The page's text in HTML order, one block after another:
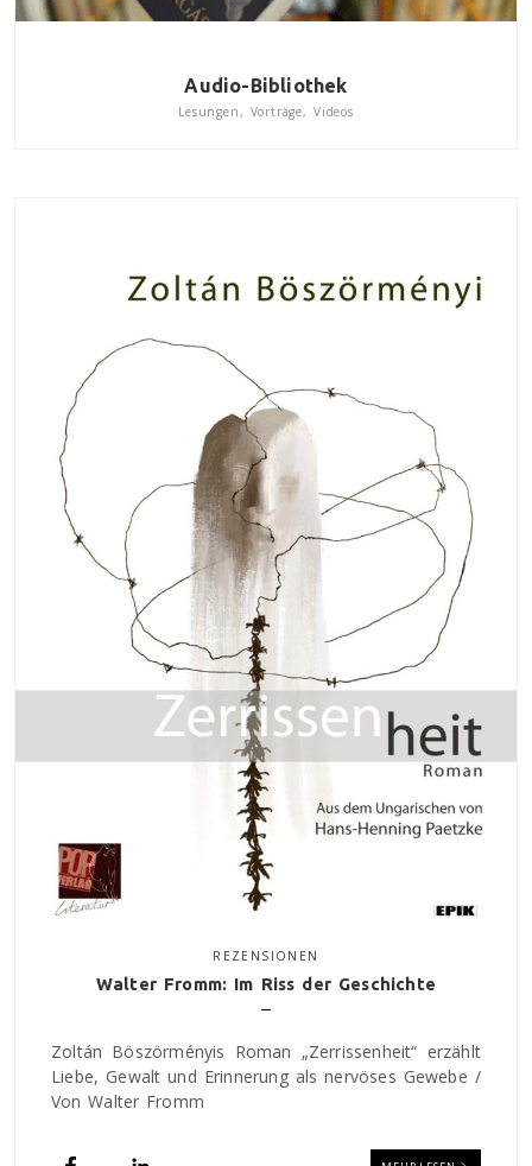
Audio-Bibliothek
Lesungen, Vorträge, Videos
REZENSIONEN
Walter Fromm: Im Riss der Geschichte
Zoltán Böszörményis Roman „Zerrissenheit“ erzählt
Liebe, Gewalt und Erinnerung als nervöses Gewebe /
Von Walter Fromm